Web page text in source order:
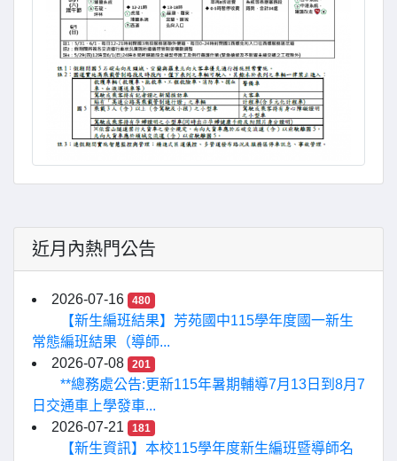
近月內熱門公告
2026-07-16 480
【新生編班結果】芳苑國中115學年度國一新生
常態編班結果（導師...
2026-07-08
201
**總務處公告:更新115年暑期輔導7月13日到8月7
日交通車上學發車...
2026-07-21
181
【新生資訊】本校115學年度新生編班暨導師名